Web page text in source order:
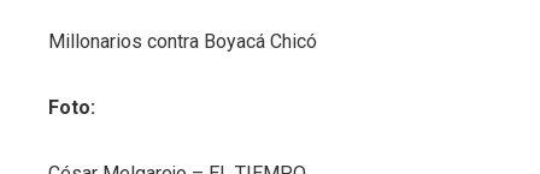
Millonarios contra Boyacá Chicó
Foto: